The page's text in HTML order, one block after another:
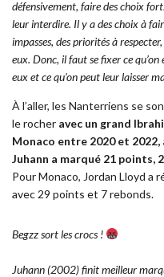
défensivement, faire des choix
leur interdire. Il y a des choix à
impasses, des priorités à
eux. Donc, il faut se fixer ce qu’on
eux et ce qu’on peut leur laisser
À l’aller, les Nanterriens se
le rocher avec un grand
Monaco entre 2020 et
Juhann a marqué 21 points,
Pour Monaco, Jordan Lloyd a
avec 29 points et 7 rebonds.
Begzz sort les crocs !
Juhann (2002) finit meilleur